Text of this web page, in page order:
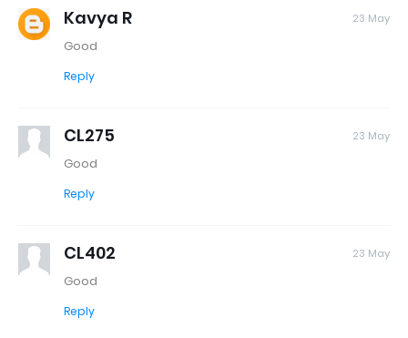
Kavya R 23 May
Good
Reply
CL275 23 May
Good
Reply
CL402 23 May
Good
Reply